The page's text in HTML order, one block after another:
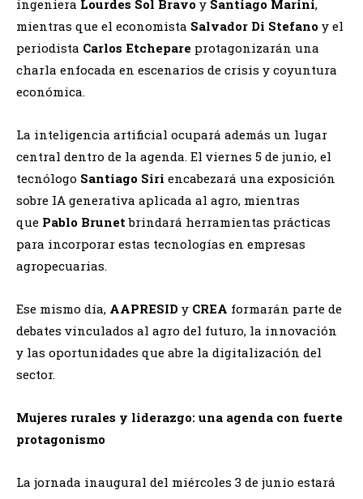
ingeniera Lourdes Sol Bravo y Santiago Marini,
mientras que el economista Salvador Di Stefano y el
periodista Carlos Etchepare protagonizarán una
charla enfocada en escenarios de crisis y coyuntura
económica.
La inteligencia artificial ocupará además un lugar
central dentro de la agenda. El viernes 5 de junio, el
tecnólogo Santiago Siri encabezará una exposición
sobre IA generativa aplicada al agro, mientras
que Pablo Brunet brindará herramientas prácticas
para incorporar estas tecnologías en empresas
agropecuarias.
Ese mismo día, AAPRESID y CREA formarán parte de
debates vinculados al agro del futuro, la innovación
y las oportunidades que abre la digitalización del
sector.
Mujeres rurales y liderazgo: una agenda con fuerte
protagonismo
La jornada inaugural del miércoles 3 de junio estará